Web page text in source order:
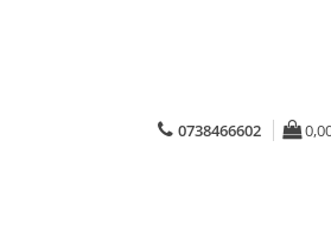
0738466602